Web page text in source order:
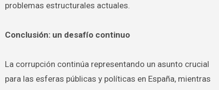
problemas estructurales actuales.
Conclusión: un desafío continuo
La corrupción continúa representando un asunto crucial
para las esferas públicas y políticas en España, mientras